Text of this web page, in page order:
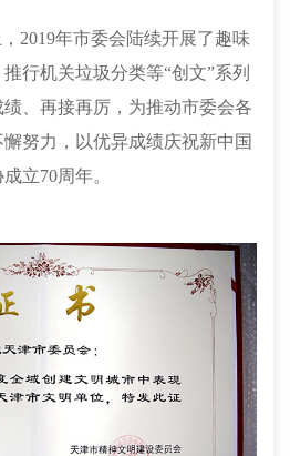
2019年市委会陆续开展了趣味
行机关垃圾分类等“创文”系列
、再接再厉，为推动市委会各
努力，以优异成绩庆祝新中国
成立70周年。